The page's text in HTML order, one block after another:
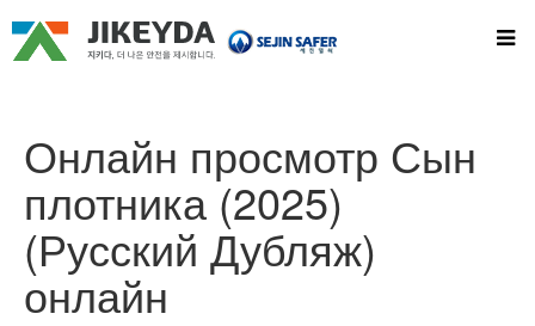
Онлайн просмотр Сын
плотника (2025)
(Русский Дубляж)
онлайн